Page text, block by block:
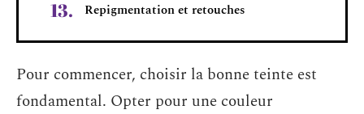
Repigmentation et retouches
Pour commencer, choisir la bonne teinte est
fondamental. Opter pour une couleur